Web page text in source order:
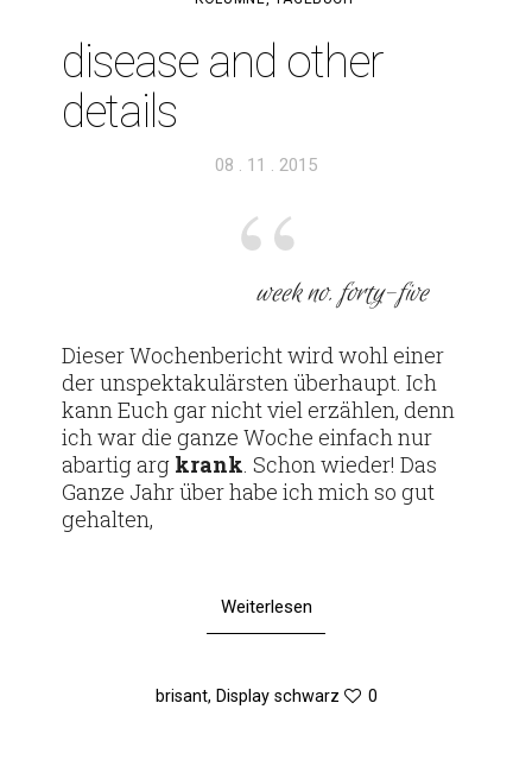
disease and other
details
Veröffentlicht
08 . 11 . 2015
week no. forty-five
Dieser Wochen­be­richt wird wohl einer
der unspek­ta­ku­lärsten über­haupt. Ich
kann Euch gar nicht viel erzählen, denn
ich war die ganze Woche ein­fach nur
abartig arg krank . Schon wieder! Das
Ganze Jahr über habe ich mich so gut
gehalten,
Weiterlesen
brisant, Display schwarz 0